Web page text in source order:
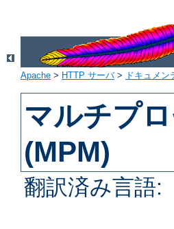
Apache > HTTP サーバ> ドキュメン
マルチプ
(MPM)
翻訳済み言語: